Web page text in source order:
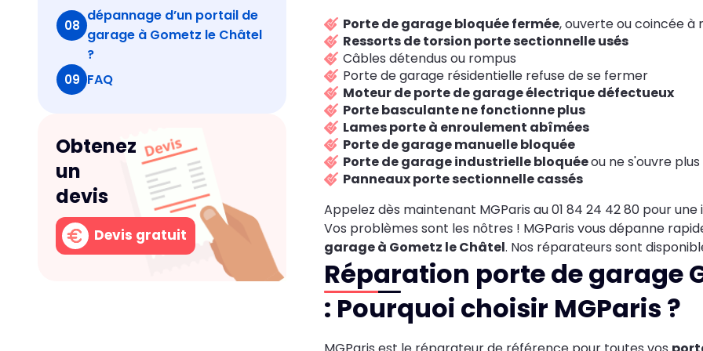
08
dépannage d’un portail de
garage à Gometz le Châtel
?
09 FAQ
Obtenez
un
devis
Devis gratuit
Porte de garage bloquée fermée, ouverte ou coincée à
Ressorts de torsion porte sectionnelle usés
Câbles détendus ou rompus
Porte de garage résidentielle refuse de se fermer
Moteur de porte de garage électrique défectueux
Porte basculante ne fonctionne plus
Lames porte à enroulement abîmées
Porte de garage manuelle bloquée
Porte de garage industrielle bloquéeou ne s'ouvre plus
Panneaux porte sectionnelle cassés
Appelez dès maintenant MGParis au 01 84 24 42 80 pour
Vos problèmes sont les nôtres ! MGParis vous dépanne
garage à Gometz le Châtel. Nos réparateurs sont
Réparation porte de garage
: Pourquoi choisir MGParis ?